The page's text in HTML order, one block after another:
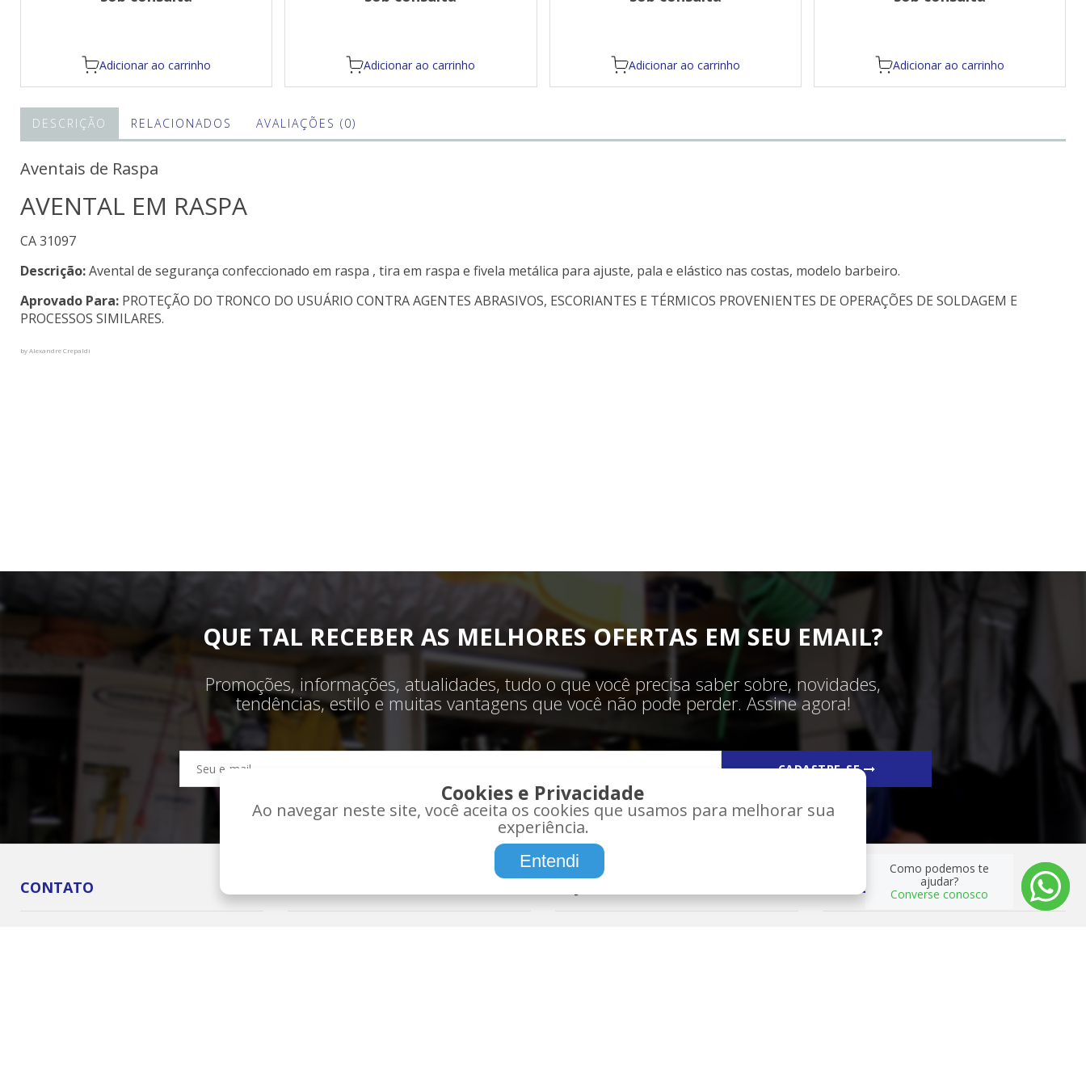
Adicionar ao carrinho Adicionar ao carrinho Adicionar ao carrinho Adicionar ao carrinho
DESCRIÇÃO RELACIONADOS AVALIAÇÕES (0)
Aventais de Raspa
AVENTAL EM RASPA
CA 31097
Descrição:Avental de segurança confeccionado em raspa , tira em raspa e fivela metálica para ajuste, pala e elástico nas costas, modelo barbeiro.
Aprovado Para: PROTEÇÃO DO TRONCO DO USUÁRIO CONTRA AGENTES ABRASIVOS, ESCORIANTES E TÉRMICOS PROVENIENTES DE OPERAÇÕES DE SOLDAGEM E
PROCESSOS SIMILARES.
by Alexandre Crepaldi
QUE TAL RECEBER AS MELHORES OFERTAS EM SEU EMAIL?
Promoções, informações, atualidades, tudo o que você precisa saber sobre, novidades,
tendências, estilo e muitas vantagens que você não pode perder. Assine agora!
CADASTRE-SE
CONTATO REDES SOCIAIS
Como podemos te
ajudar?
Converse conosco
Cookies e Privacidade
Ao navegar neste site, você aceita os cookies que usamos para melhorar sua
experiência.
Entendi